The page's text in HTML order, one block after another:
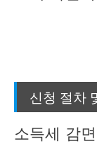
신청 절차
소득세 감